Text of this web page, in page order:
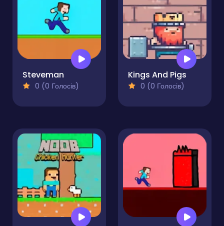
Steveman
0 (0 Голосів)
Kings And Pigs
0 (0 Голосів)